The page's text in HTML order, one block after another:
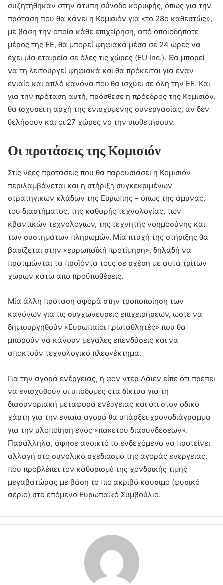
συζητήθηκαν στην άτυπη σύνοδο κορυφής, όπως για την
πρόταση που θα κάνει η Κομισιόν για «το 28ο καθεστώς»,
με βάση την οποία κάθε επιχείρηση, από οποιοδήποτε
μέρος της ΕΕ, θα μπορεί ψηφιακά μέσα σε 24 ώρες να
έχει μία εταιρεία σε όλες τις χώρες (EU Inc.). Θα μπορεί
να τη λειτουργεί ψηφιακά και θα πρόκειται για έναν
ενιαίο και απλό κανόνα που θα ισχύει σε όλη την ΕΕ. Και
για την πρόταση αυτή, πρόσθεσε η πρόεδρος της Κομισιόν,
θα ισχύσει η αρχή της ενισχυμένης συνεργασίας, αν δεν
θελήσουν και οι 27 χώρες να την υιοθετήσουν.
Οι προτάσεις της Κομισιόν
Στις νέες προτάσεις που θα παρουσιάσει η Κομισιόν
περιλαμβάνεται και η στήριξη συγκεκριμένων
στρατηγικών κλάδων της Ευρώπης – όπως της άμυνας,
του διαστήματος, της καθαρής τεχνολογίας, των
κβαντικών τεχνολογιών, της τεχνητής νοημοσύνης και
των συστημάτων πληρωμών. Μία πτυχή της στήριξης θα
βασίζεται στην «ευρωπαϊκή προτίμηση», δηλαδή να
προτιμώνται τα προϊόντα τους σε σχέση με αυτά τρίτων
χωρών κάτω από προϋποθέσεις.
Μία άλλη πρόταση αφορά στην τροποποίηση των
κανόνων για τις συγχωνεύσεις επιχειρήσεων, ώστε να
δημιουργηθούν «Ευρωπαίοι πρωταθλητές» που θα
μπορούν να κάνουν μεγάλες επενδύσεις και να
αποκτούν τεχνολογικό πλεονέκτημα.
Για την αγορά ενέργειας, η φον ντερ Λάιεν είπε ότι πρέπει
να ενισχυθούν οι υποδομές στα δίκτυα για τη
διασυνοριακή μεταφορά ενέργειας και ότι στον οδικό
χάρτη για την ενιαία αγορά θα υπάρξει χρονοδιάγραμμα
για την υλοποίηση ενός «πακέτου διασυνδέσεων».
Παράλληλα, άφησε ανοικτό το ενδεχόμενο να προτείνει
αλλαγή στο συνολικό σχεδιασμό της αγοράς ενέργειας,
που προβλέπει τον καθορισμό της χονδρικής τιμής
μεγαβατώρας με βάση το πιο ακριβό καύσιμο (φυσικό
αέριο) στο επόμενο Ευρωπαϊκό Συμβούλιο.